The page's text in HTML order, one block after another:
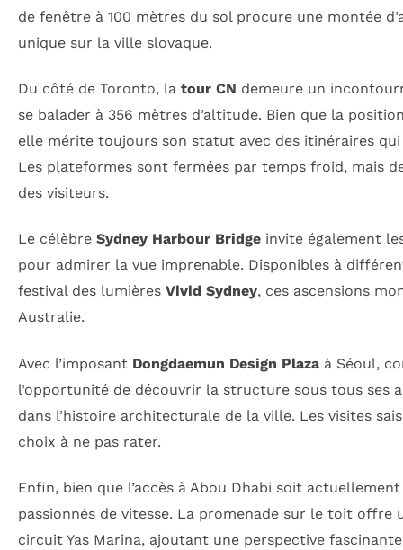
de fenêtre à 100 mètres du sol procure une montée
unique sur la ville slovaque.
Du côté de Toronto, la tour CN demeure un
se balader à 356 mètres d’altitude. Bien que la
elle mérite toujours son statut avec des itinéraires
Les plateformes sont fermées par temps froid, mais
des visiteurs.
Le célèbre Sydney Harbour Bridge invite également
pour admirer la vue imprenable. Disponibles à
festival des lumières Vivid Sydney, ces ascensions
Australie.
Avec l’imposant Dongdaemun Design Plaza à Séoul,
l’opportunité de découvrir la structure sous tous
dans l’histoire architecturale de la ville. Les visites
choix à ne pas rater.
Enfin, bien que l’accès à Abou Dhabi soit
passionnés de vitesse. La promenade sur le toit offre
circuit Yas Marina, ajoutant une perspective